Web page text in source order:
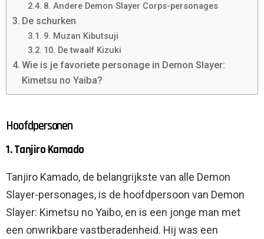
8. Andere Demon Slayer Corps-personages
De schurken
9. Muzan Kibutsuji
10. De twaalf Kizuki
Wie is je favoriete personage in Demon Slayer:
Kimetsu no Yaiba?
Hoofdpersonen
1. Tanjiro Kamado
Tanjiro Kamado, de belangrijkste van alle Demon
Slayer-personages, is de hoofdpersoon van Demon
Slayer: Kimetsu no Yaibo, en is een jonge man met
een onwrikbare vastberadenheid. Hij was een